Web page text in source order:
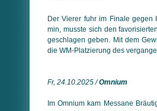
Der Vierer fuhr im Finale gegen
min, musste sich den
geschlagen geben. Mit dem
die WM-Platzierung des
Fr, 24.10.2025 /Omnium
Im Omnium kam Messane